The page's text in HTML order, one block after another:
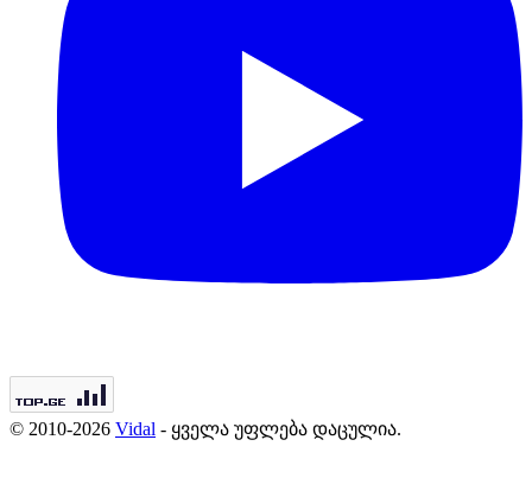
© 2010-2026 Vidal - ყველა უფლება დაცულია.